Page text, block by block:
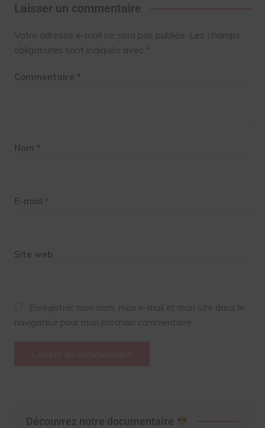
Laisser un commentaire
Votre adresse e-mail ne sera pas publiée. Les champs
obligatoires sont indiqués avec *
Commentaire *
Nom *
E-mail *
Site web
Enregistrer mon nom, mon e-mail et mon site dans le
navigateur pour mon prochain commentaire.
Découvrez notre documentaire